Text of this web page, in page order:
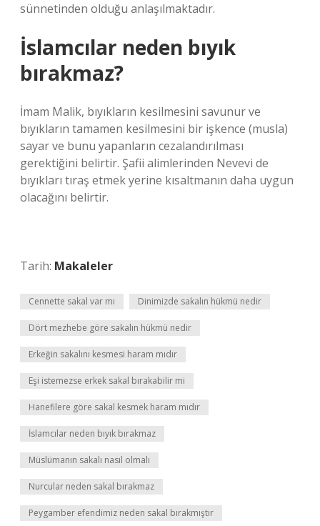
sünnetinden olduğu anlaşılmaktadır.
İslamcılar neden bıyık
bırakmaz?
İmam Malik, bıyıkların kesilmesini savunur ve
bıyıkların tamamen kesilmesini bir işkence (musla)
sayar ve bunu yapanların cezalandırılması
gerektiğini belirtir. Şafii alimlerinden Nevevi de
bıyıkları tıraş etmek yerine kısaltmanın daha uygun
olacağını belirtir.
Tarih: Makaleler
Cennette sakal var mı Dinimizde sakalın hükmü nedir
Dört mezhebe göre sakalın hükmü nedir
Erkeğin sakalını kesmesi haram mıdır
Eşi istemezse erkek sakal bırakabilir mi
Hanefilere göre sakal kesmek haram mıdır
İslamcılar neden bıyık bırakmaz
Müslümanın sakalı nasıl olmalı
Nurcular neden sakal bırakmaz
Peygamber efendimiz neden sakal bırakmıştır